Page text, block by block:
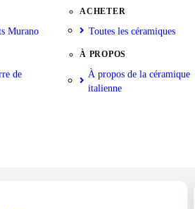
Murano
de
ACHETER
Toutes les céramiques
À PROPOS
À propos de la céramique
italienne